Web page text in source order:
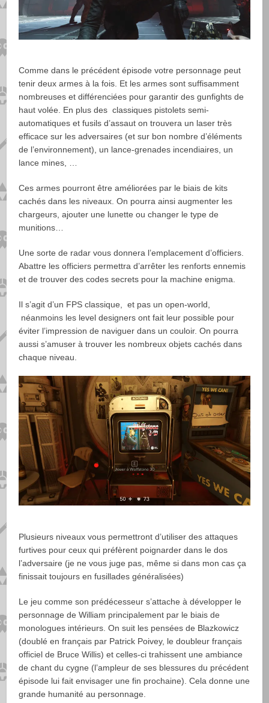
Comme dans le précédent épisode votre personnage peut
tenir deux armes à la fois. Et les armes sont suffisamment
nombreuses et différenciées pour garantir des gunfights de
haut volée. En plus des classiques pistolets semi-
automatiques et fusils d’assaut on trouvera un laser très
efficace sur les adversaires (et sur bon nombre d’éléments
de l’environnement), un lance-grenades incendiaires, un
lance mines, …
Ces armes pourront être améliorées par le biais de kits
cachés dans les niveaux. On pourra ainsi augmenter les
chargeurs, ajouter une lunette ou changer le type de
munitions…
Une sorte de radar vous donnera l’emplacement d’officiers.
Abattre les officiers permettra d’arrêter les renforts ennemis
et de trouver des codes secrets pour la machine enigma.
Il s’agit d’un FPS classique, et pas un open-world,
néanmoins les level designers ont fait leur possible pour
éviter l’impression de naviguer dans un couloir. On pourra
aussi s’amuser à trouver les nombreux objets cachés dans
chaque niveau.
Plusieurs niveaux vous permettront d’utiliser des attaques
furtives pour ceux qui préfèrent poignarder dans le dos
l’adversaire (je ne vous juge pas, même si dans mon cas ça
finissait toujours en fusillades généralisées)
Le jeu comme son prédécesseur s’attache à développer le
personnage de William principalement par le biais de
monologues intérieurs. On suit les pensées de Blazkowicz
(doublé en français par Patrick Poivey, le doubleur français
officiel de Bruce Willis) et celles-ci trahissent une ambiance
de chant du cygne (l’ampleur de ses blessures du précédent
épisode lui fait envisager une fin prochaine). Cela donne une
grande humanité au personnage.